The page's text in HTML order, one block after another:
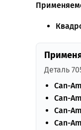
Деталь
Can-Am
Can-Am
Can-Am
Can-Am